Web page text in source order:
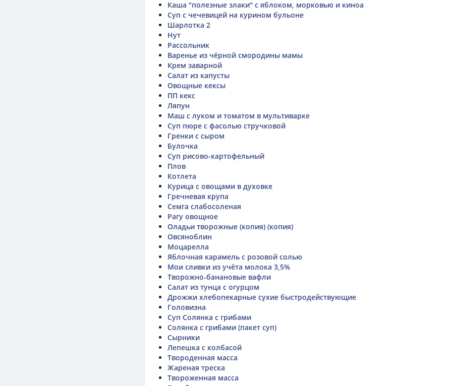
Каша "полезные злаки" с яблоком, морковью и киноа
Суп с чечевицей на курином бульоне
Шарлотка 2
Нут
Рассольник
Варенье из чёрной смородины мамы
Крем заварной
Салат из капусты
Овощные кексы
ПП кекс
Ляпун
Маш с луком и томатом в мультиварке
Суп пюре с фасолью стручковой
Гренки с сыром
Булочка
Суп рисово-картофельный
Плов
Котлета
Курица с овощами в духовке
Гречневая крупа
Семга слабосоленая
Рагу овощное
Оладьи творожные (копия) (копия)
Овсяноблин
Моцарелла
Яблочная карамель с розовой солью
Мои сливки из учёта молока 3,5%
Творожно-банановые вафли
Салат из тунца с огурцом
Дрожжи хлебопекарные сухие быстродействующие
Головизна
Суп Солянка с грибами
Солянка с грибами (пакет суп)
Сырники
Лепешка с колбасой
Твороденная масса
Жареная треска
Твороженная масса